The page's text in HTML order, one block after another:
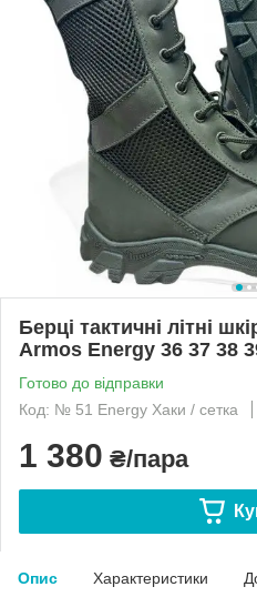
Берці тактичні літні
Armos Energy 36 37 38
Готово до відправки
Код: № 51 Energy Хаки / сетка
1 380 ₴/пара
Опис Характеристики